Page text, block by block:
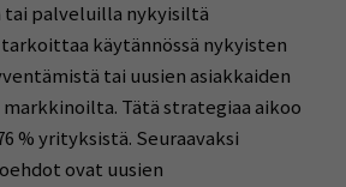
palveluilla nykyisiltä
käytännössä nykyisten
tai uusien asiakkaiden
Tätä strategiaa aikoo
% yrityksistä. Seuraavaksi
ovat uusien